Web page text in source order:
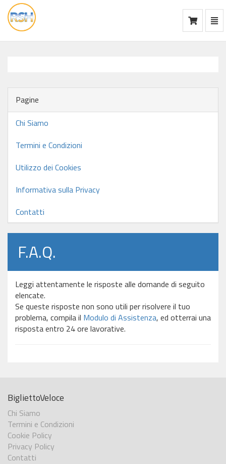
vai
alla
Pagine
Chi Siamo
Termini e Condizioni
Utilizzo dei Cookies
Informativa sulla Privacy
Contatti
F.A.Q.
Leggi attentamente le risposte alle domande di seguito
elencate.
Se queste risposte non sono utili per risolvere il tuo
problema, compila il Modulo di Assistenza, ed otterrai una
risposta entro 24 ore lavorative.
BigliettoVeloce
Chi Siamo
Termini e Condizioni
Cookie Policy
Privacy Policy
Contatti